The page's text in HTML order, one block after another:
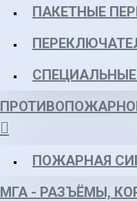
ПАКЕТНЫЕ
ПОЖАРНАЯ
МГА - РАЗЪЁМЫ,